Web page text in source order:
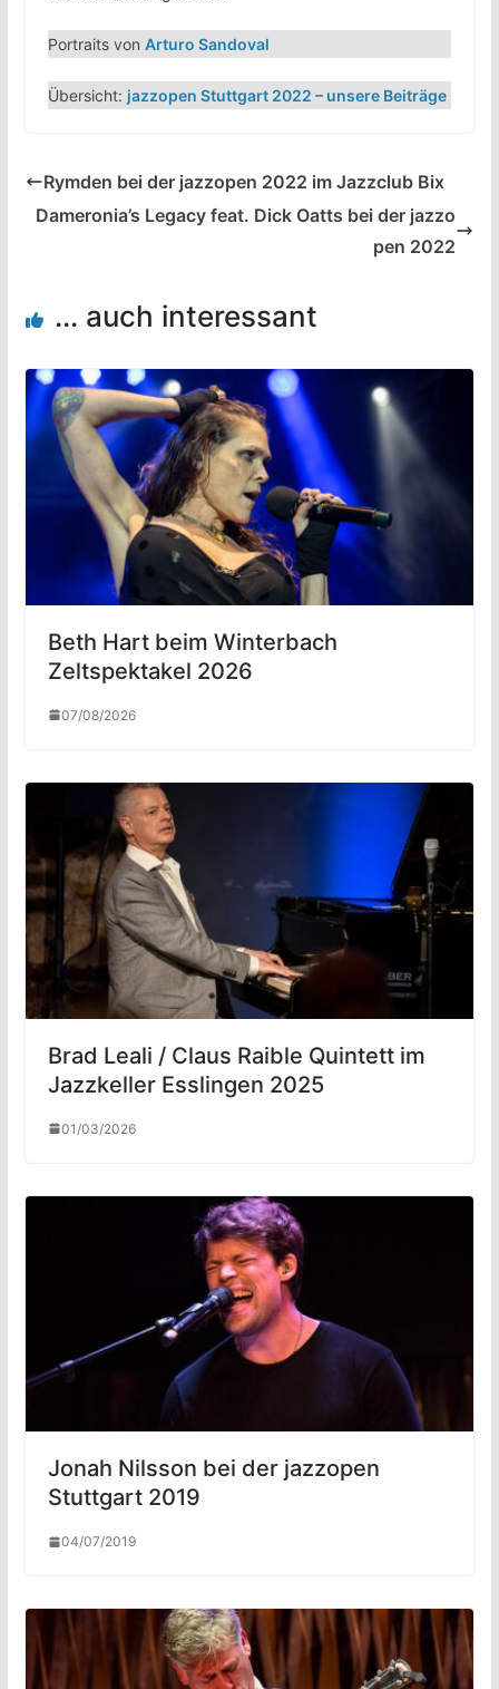
Portraits von Arturo Sandoval
Übersicht: jazzopen Stuttgart 2022 – unsere Beiträge
Rymden bei der jazzopen 2022 im Jazzclub Bix
Dameronia’s Legacy feat. Dick Oatts bei der jazzo
pen 2022
... auch interessant
Beth Hart beim Winterbach
Zeltspektakel 2026
07/08/2026
Brad Leali / Claus Raible Quintett im
Jazzkeller Esslingen 2025
01/03/2026
Jonah Nilsson bei der jazzopen
Stuttgart 2019
04/07/2019